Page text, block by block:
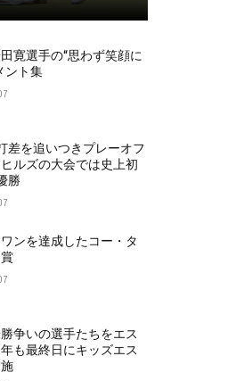
寛選手の“思わず笑顔に
ント集
差を追いつきプレーオフ
ルズの大会では史上初
勝
ンを達成したコー・タ
争いの選手たちをエス
も最終日にキッズエス